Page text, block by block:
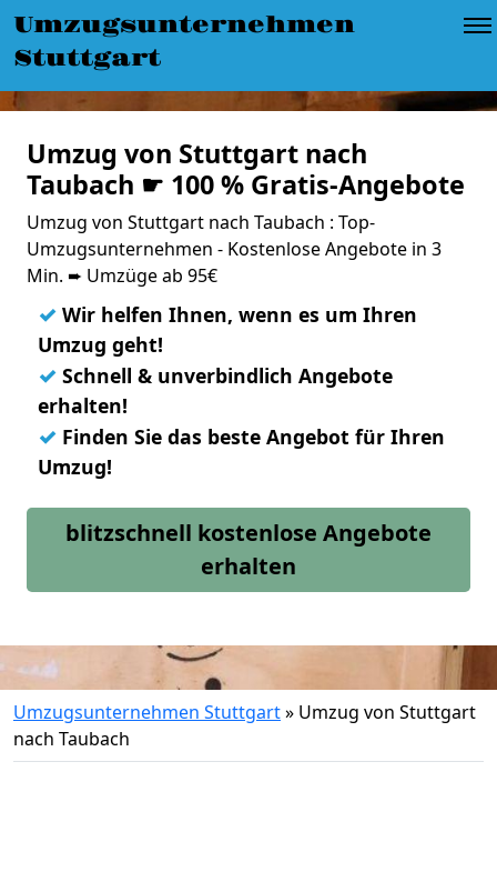
Umzugsunternehmen
Stuttgart
Umzug von Stuttgart nach
Taubach ☛ 100 % Gratis-Angebote
Umzug von Stuttgart nach Taubach : Top-
Umzugsunternehmen - Kostenlose Angebote in 3
Min. ➨ Umzüge ab 95€
✓ Wir helfen Ihnen, wenn es um Ihren
Umzug geht!
✓ Schnell & unverbindlich Angebote
erhalten!
✓ Finden Sie das beste Angebot für Ihren
Umzug!
blitzschnell kostenlose Angebote
erhalten
Umzugsunternehmen Stuttgart» Umzug von Stuttgart
nach Taubach